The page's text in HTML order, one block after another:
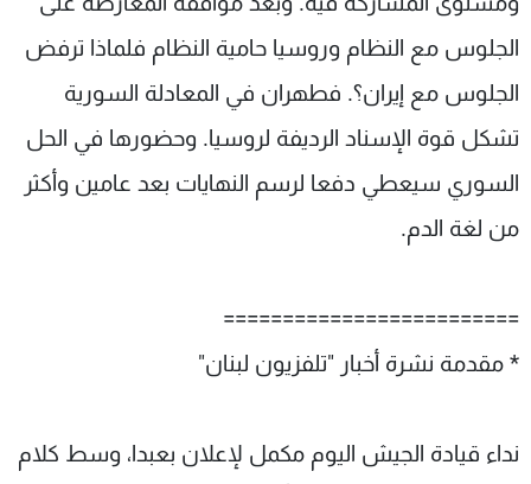
الجلوس مع النظام وروسيا حامية النظام فلماذا ترفض
الجلوس مع إيران؟. فطهران في المعادلة السورية
تشكل قوة الإسناد الرديفة لروسيا. وحضورها في الحل
السوري سيعطي دفعا لرسم النهايات بعد عامين وأكثر
من لغة الدم.
=========================
* مقدمة نشرة أخبار "تلفزيون لبنان"
نداء قيادة الجيش اليوم مكمل لإعلان بعبدا، وسط كلام